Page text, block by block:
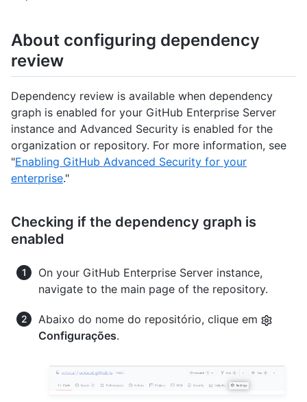
About configuring dependency
review
Dependency review is available when dependency
graph is enabled for your GitHub Enterprise Server
instance and Advanced Security is enabled for the
organization or repository. For more information, see
"Enabling GitHub Advanced Security for your
enterprise."
Checking if the dependency graph is
enabled
On your GitHub Enterprise Server instance,
navigate to the main page of the repository.
Abaixo do nome do repositório, clique em
Configurações.